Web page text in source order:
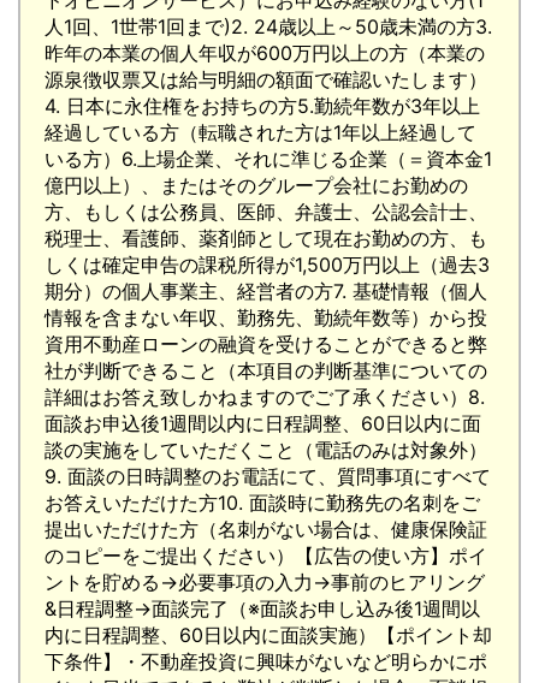
人1回、1世帯1回まで)2. 24歳以上～50歳未満の方3.
昨年の本業の個人年収が600万円以上の方（本業の
源泉徴収票又は給与明細の額面で確認いたします）
4. 日本に永住権をお持ちの方5.勤続年数が3年以上
経過している方（転職された方は1年以上経過して
いる方）6.上場企業、それに準じる企業（＝資本金1
億円以上）、またはそのグループ会社にお勤めの
方、もしくは公務員、医師、弁護士、公認会計士、
税理士、看護師、薬剤師として現在お勤めの方、も
しくは確定申告の課税所得が1,500万円以上（過去3
期分）の個人事業主、経営者の方7. 基礎情報（個人
情報を含まない年収、勤務先、勤続年数等）から投
資用不動産ローンの融資を受けることができると弊
社が判断できること（本項目の判断基準についての
詳細はお答え致しかねますのでご了承ください）8.
面談お申込後1週間以内に日程調整、60日以内に面
談の実施をしていただくこと（電話のみは対象外）
9. 面談の日時調整のお電話にて、質問事項にすべて
お答えいただけた方10. 面談時に勤務先の名刺をご
提出いただけた方（名刺がない場合は、健康保険証
のコピーをご提出ください）【広告の使い方】ポイ
ントを貯める→必要事項の入力→事前のヒアリング
&日程調整→面談完了（※面談お申し込み後1週間以
内に日程調整、60日以内に面談実施）【ポイント却
下条件】・不動産投資に興味がないなど明らかにポ